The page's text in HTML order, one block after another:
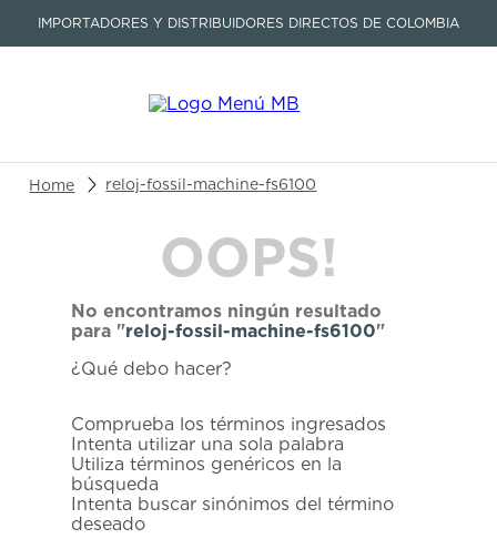
IMPORTADORES Y DISTRIBUIDORES DIRECTOS DE COLOMBIA
Buscar un producto o artículo
reloj-fossil-machine-fs6100
OOPS!
No encontramos ningún resultado
para "reloj-fossil-machine-fs6100"
¿Qué debo hacer?
Comprueba los términos ingresados
Intenta utilizar una sola palabra
Utiliza términos genéricos en la
búsqueda
Intenta buscar sinónimos del término
deseado
TÉRMINOS MÁS BUSCADOS
seastar
2.
aviation
5.
longines
6.
prc
7.
prx